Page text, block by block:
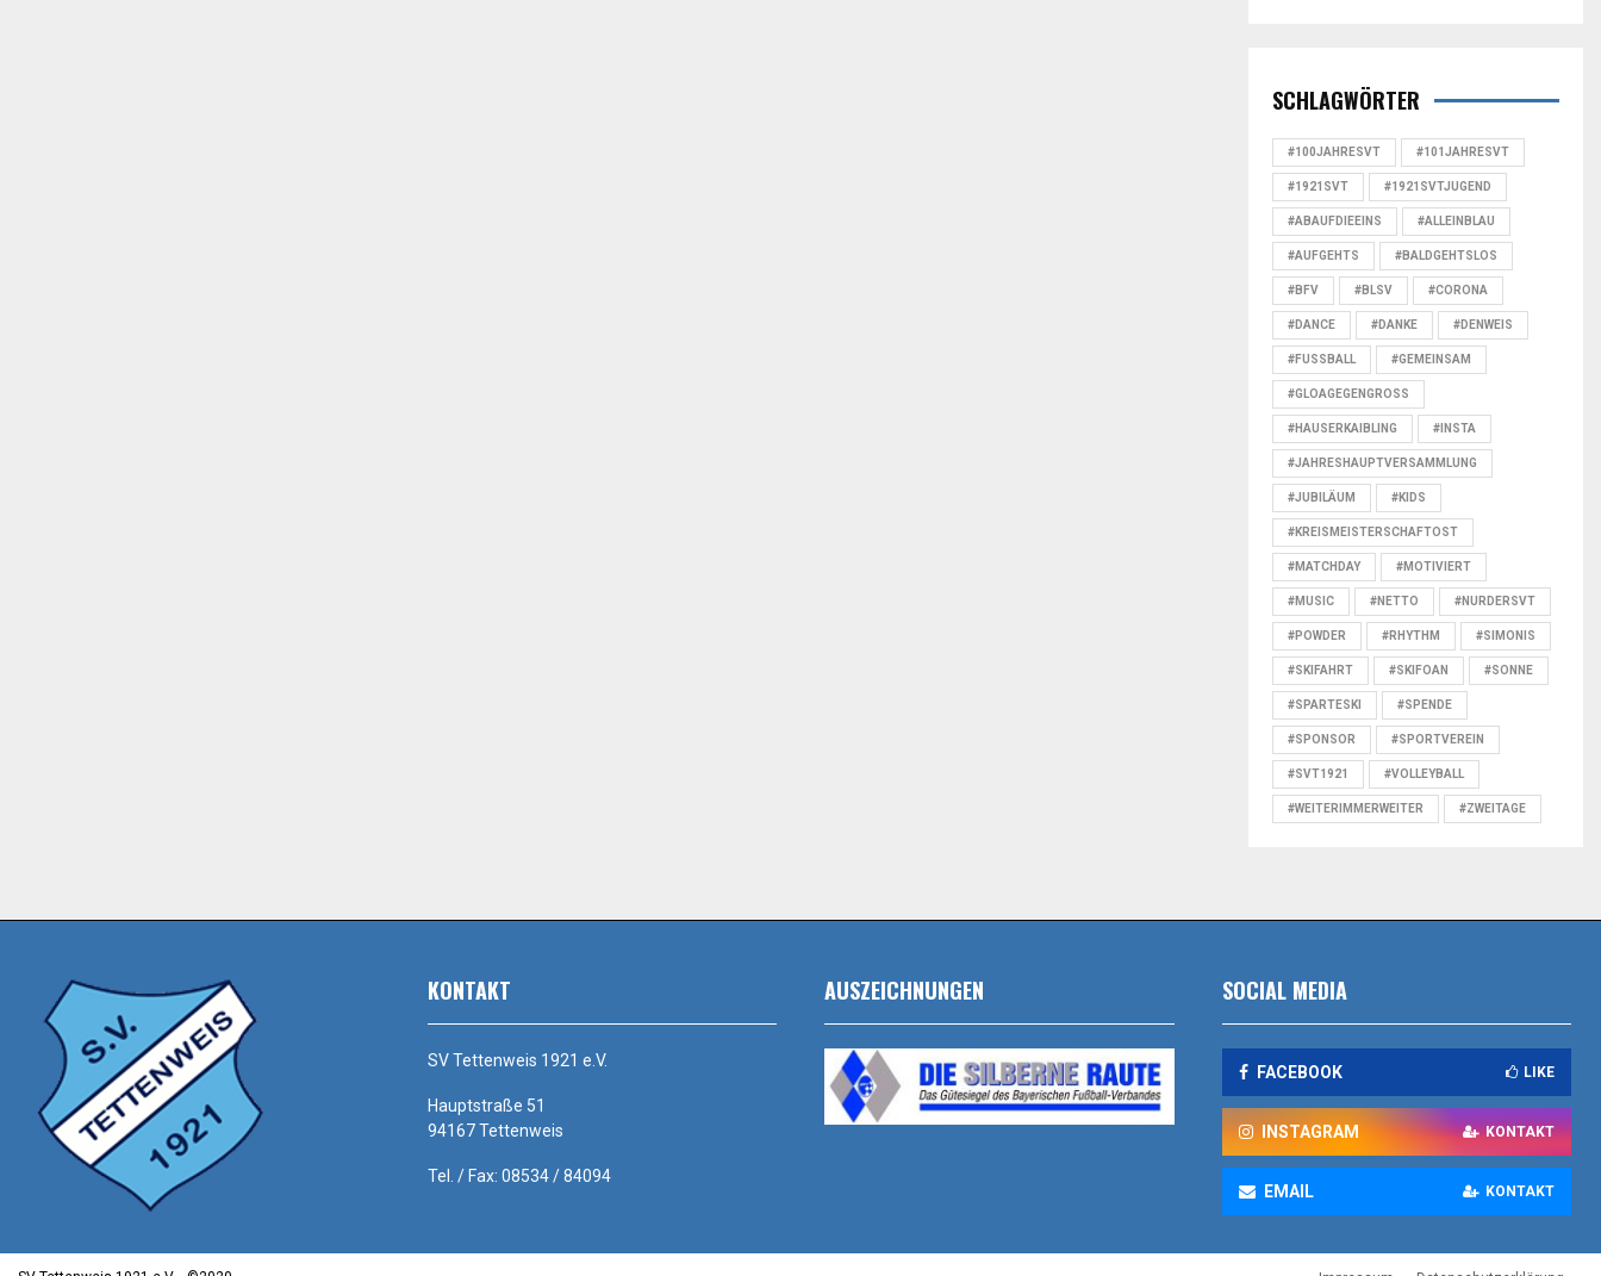
SCHLAGWÖRTER
#100JAHRESVT #101JAHRESVT
#1921SVT #1921SVTJUGEND
#ABAUFDIEEINS #ALLEINBLAU
#AUFGEHTS #BALDGEHTSLOS
#BFV #BLSV #CORONA
#DANCE #DANKE #DENWEIS
#FUSSBALL #GEMEINSAM
#GLOAGEGENGROSS
#HAUSERKAIBLING #INSTA
#JAHRESHAUPTVERSAMMLUNG
#JUBILÄUM #KIDS
#KREISMEISTERSCHAFTOST
#MATCHDAY #MOTIVIERT
#MUSIC #NETTO #NURDERSVT
#POWDER #RHYTHM #SIMONIS
#SKIFAHRT #SKIFOAN #SONNE
#SPARTESKI #SPENDE
#SPONSOR #SPORTVEREIN
#SVT1921 #VOLLEYBALL
#WEITERIMMERWEITER #ZWEITAGE
KONTAKT
SV Tettenweis 1921 e.V.
Hauptstraße 51
94167 Tettenweis
Tel. / Fax: 08534 / 84094
AUSZEICHNUNGEN SOCIAL MEDIA
FACEBOOK LIKE
INSTAGRAM KONTAKT
EMAIL KONTAKT